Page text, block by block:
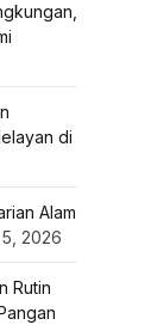
di
Alam
2026
Rutin